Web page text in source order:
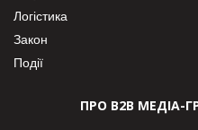
Логістика
Закон
Події
ПРО В2В МЕДІА-